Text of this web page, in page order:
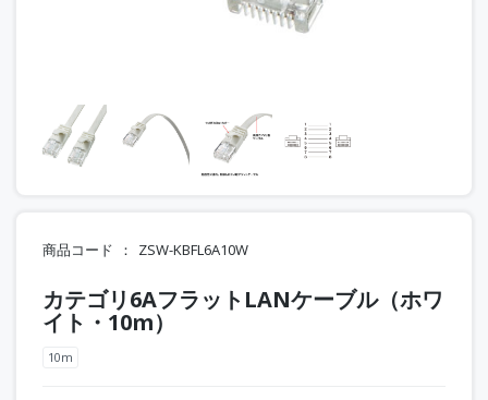
商品コード ZSW-KBFL6A10W
カテゴリ6AフラットLANケーブル（ホワ
イト・10m）
10m